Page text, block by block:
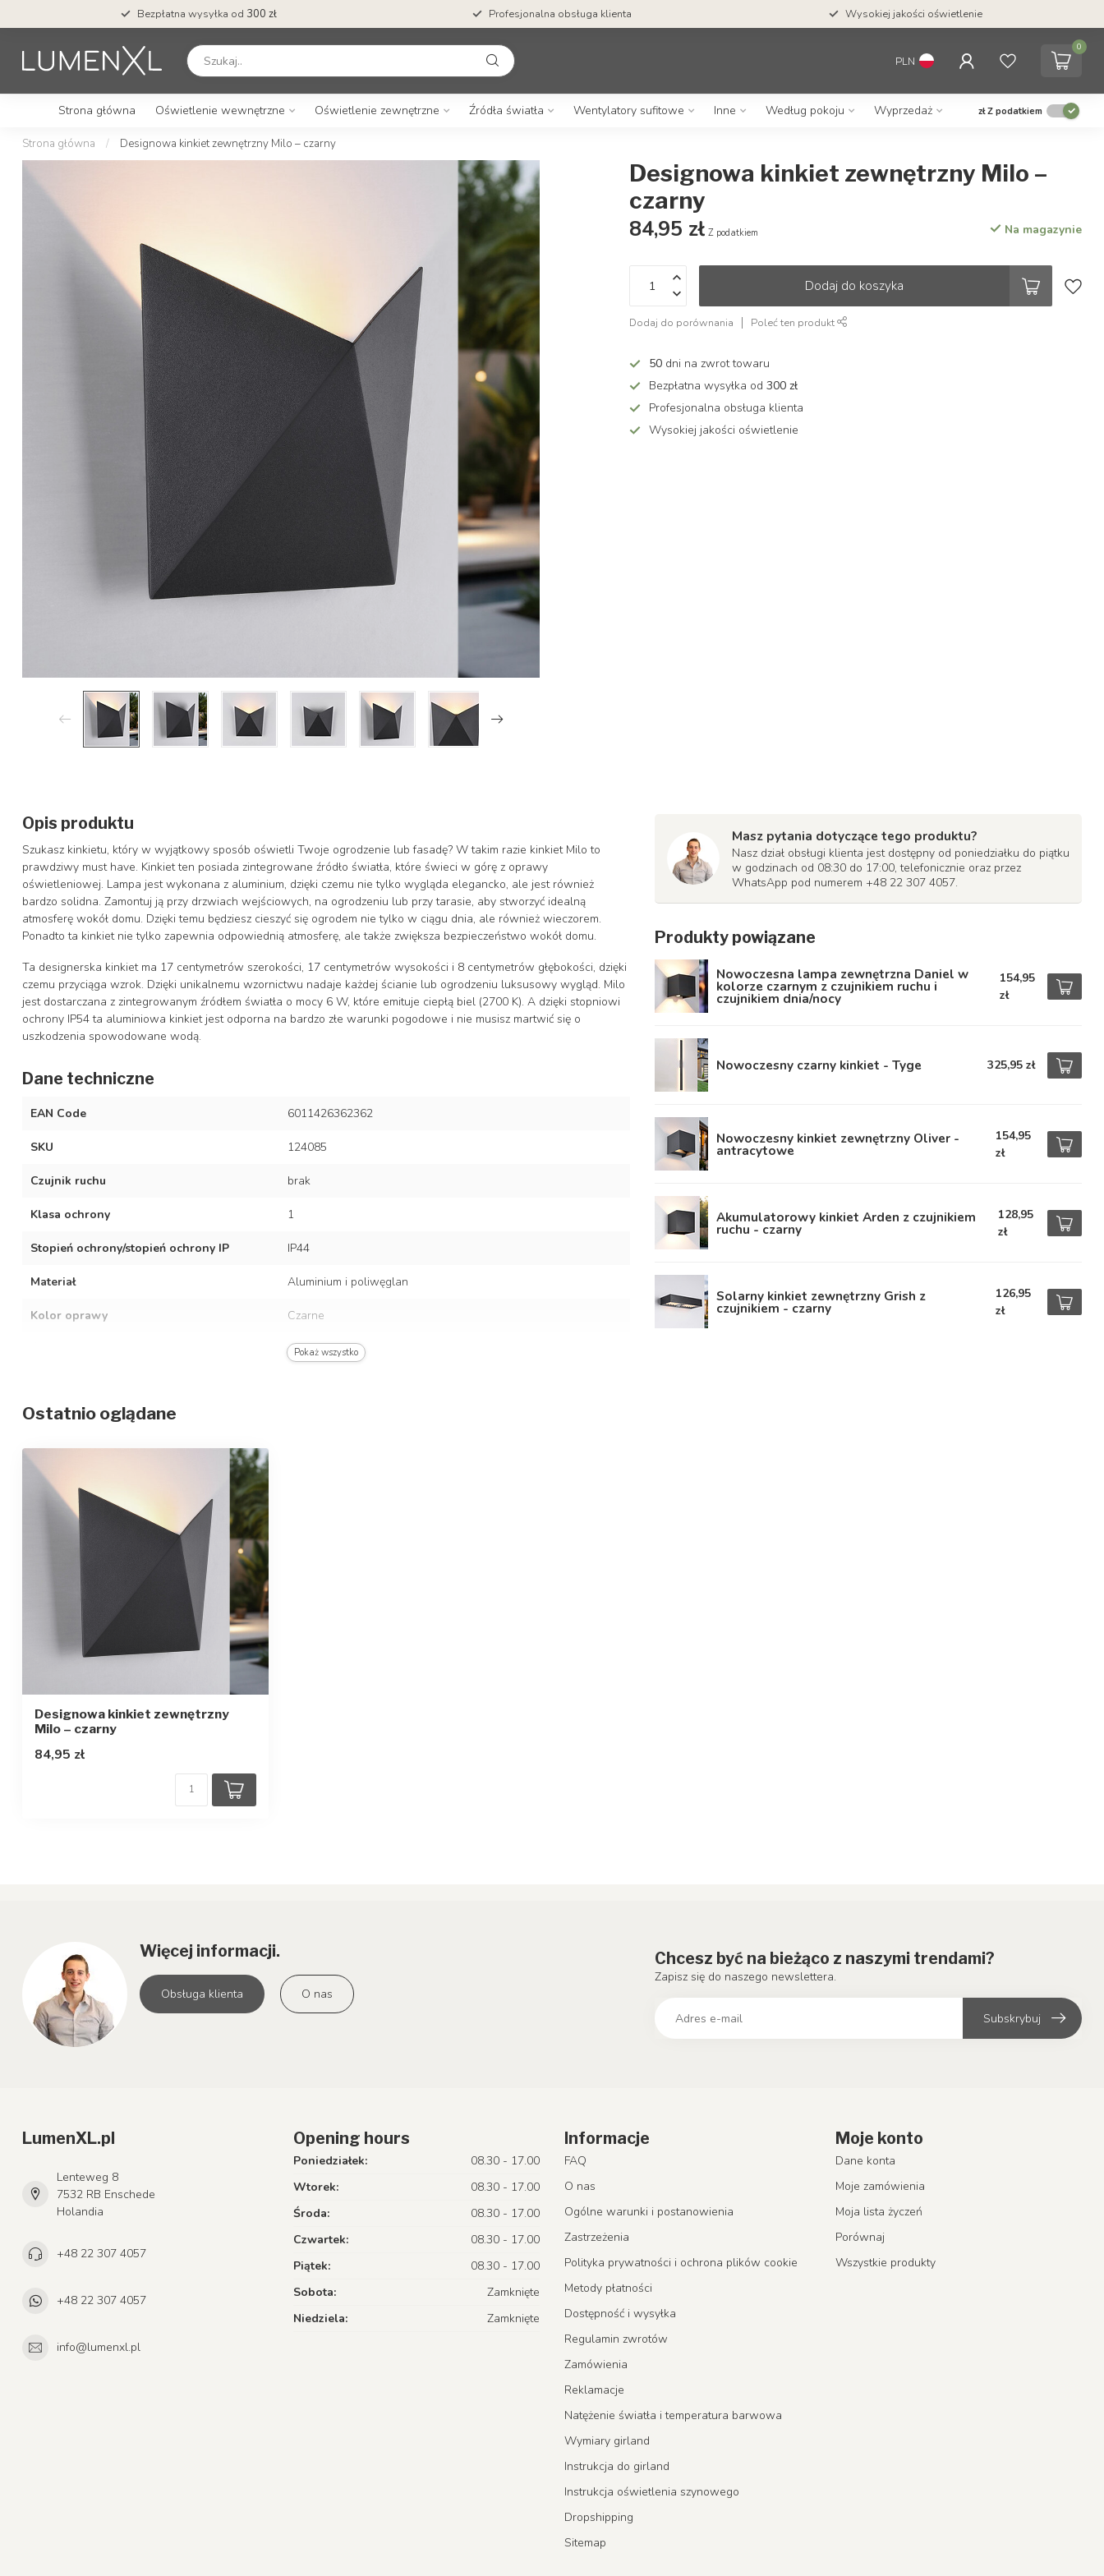
Bezpłatna wysyłka od 300 zł Profesjonalna obsługa klienta Wysokiej jakości oświetlenie
PLN
0
Strona główna Oświetlenie wewnętrzne Oświetlenie zewnętrzne Źródła światła Wentylatory sufitowe Inne Według pokoju Wyprzedaż złZ podatkiem
Strona główna / Designowa kinkiet zewnętrzny Milo – czarny
Designowa kinkiet zewnętrzny Milo –
czarny
84,95 zł Z podatkiem Na magazynie
Dodaj do koszyka
Dodaj do porównania Poleć ten produkt
50 dni na zwrot towaru
Bezpłatna wysyłka od300 zł
Profesjonalna obsługa klienta
Wysokiej jakości oświetlenie
Opis produktu
Szukasz kinkietu, który w wyjątkowy sposób oświetli Twoje ogrodzenie lub fasadę? W takim razie kinkiet Milo to
prawdziwy must have. Kinkiet ten posiada zintegrowane źródło światła, które świeci w górę z oprawy
oświetleniowej. Lampa jest wykonana z aluminium, dzięki czemu nie tylko wygląda elegancko, ale jest również
bardzo solidna. Zamontuj ją przy drzwiach wejściowych, na ogrodzeniu lub przy tarasie, aby stworzyć idealną
atmosferę wokół domu. Dzięki temu będziesz cieszyć się ogrodem nie tylko w ciągu dnia, ale również wieczorem.
Ponadto ta kinkiet nie tylko zapewnia odpowiednią atmosferę, ale także zwiększa bezpieczeństwo wokół domu.
Ta designerska kinkiet ma 17 centymetrów szerokości, 17 centymetrów wysokości i 8 centymetrów głębokości, dzięki
czemu przyciąga wzrok. Dzięki unikalnemu wzornictwu nadaje każdej ścianie lub ogrodzeniu luksusowy wygląd. Milo
jest dostarczana z zintegrowanym źródłem światła o mocy 6 W, które emituje ciepłą biel (2700 K). A dzięki stopniowi
ochrony IP54 ta aluminiowa kinkiet jest odporna na bardzo złe warunki pogodowe i nie musisz martwić się o
uszkodzenia spowodowane wodą.
Dane techniczne
EAN Code 6011426362362
SKU 124085
Czujnik ruchu brak
Klasa ochrony 1
Stopień ochrony/stopień ochrony IP IP44
Materiał Aluminium i poliwęglan
Kolor oprawy Czarne
30 000 godzin
Częstotliwość
Napięcie
Moc LED
Rodzaj gniazdka
Ze źródłem światła
Pokaż wszystko
Masz pytania dotyczące tego produktu?
Nasz dział obsługi klienta jest dostępny od poniedziałku do piątku
w godzinach od 08:30 do 17:00, telefonicznie oraz przez
WhatsApp pod numerem +48 22 307 4057.
Produkty powiązane
Nowoczesna lampa zewnętrzna Daniel w
kolorze czarnym z czujnikiem ruchu i
czujnikiem dnia/nocy
154,95
zł
Nowoczesny czarny kinkiet - Tyge 325,95 zł
Nowoczesny kinkiet zewnętrzny Oliver -
antracytowe
154,95
zł
Akumulatorowy kinkiet Arden z czujnikiem
ruchu - czarny
128,95
zł
Solarny kinkiet zewnętrzny Grish z
czujnikiem - czarny
126,95
zł
Ostatnio oglądane
Designowa kinkiet zewnętrzny
Milo – czarny
84,95 zł
Więcej informacji.
Obsługa klienta O nas
Chcesz być na bieżąco z naszymi trendami?
Zapisz się do naszego newslettera.
Subskrybuj
LumenXL.pl
Lenteweg 8
7532 RB Enschede
Holandia
+48 22 307 4057
+48 22 307 4057
info@lumenxl.pl
Opening hours
Poniedziałek:
08.30 - 17.00
Wtorek:
08.30 - 17.00
Środa:
08.30 - 17.00
Czwartek:
08.30 - 17.00
Piątek:
08.30 - 17.00
Sobota:
Zamknięte
Niedziela:
Zamknięte
Informacje
FAQ
O nas
Ogólne warunki i postanowienia
Zastrzeżenia
Polityka prywatności i ochrona plików cookie
Metody płatności
Dostępność i wysyłka
Regulamin zwrotów
Zamówienia
Reklamacje
Natężenie światła i temperatura barwowa
Wymiary girland
Instrukcja do girland
Instrukcja oświetlenia szynowego
Dropshipping
Sitemap
Moje konto
Dane konta
Moje zamówienia
Moja lista życzeń
Porównaj
Wszystkie produkty